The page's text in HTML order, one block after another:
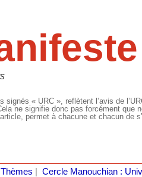
signés « URC », reflètent l’avis de
ne signifie donc pas forcément que
permet à chacune et chacun de
Thèmes Cercle Manouchian :